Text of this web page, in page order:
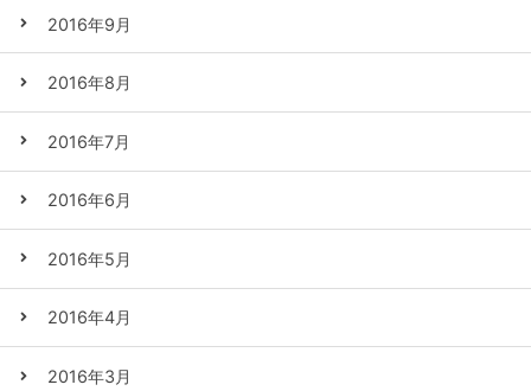
2016年9月
2016年8月
2016年7月
2016年6月
2016年5月
2016年4月
2016年3月